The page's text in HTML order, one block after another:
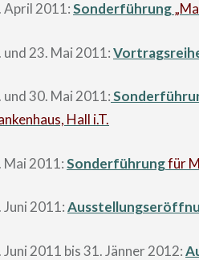
April 2011:Sonderführung
und 23. Mai 2011:
und 30. Mai 2011:
Hall i.T.
Mai 2011:Sonderführungfür
Juni 2011:
Juni 2011 bis 31. Jänner 2012: